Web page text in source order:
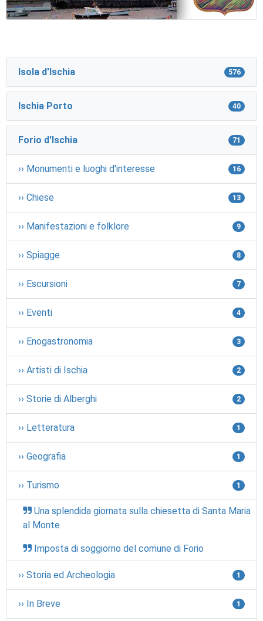
Isola d'Ischia 576
Ischia Porto 40
Forio d'Ischia 71
›› Monumenti e luoghi d'interesse 16
›› Chiese 13
›› Manifestazioni e folklore 9
›› Spiagge 8
›› Escursioni 7
›› Eventi 4
›› Enogastronomia 3
›› Artisti di Ischia 2
›› Storie di Alberghi 2
›› Letteratura 1
›› Geografia 1
›› Turismo 1
Una splendida giornata sulla chiesetta di Santa Maria
al Monte
Imposta di soggiorno del comune di Forio
›› Storia ed Archeologia 1
›› In Breve 1